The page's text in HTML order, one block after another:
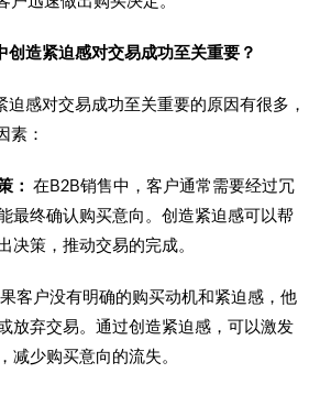
创造紧迫感对交易成功至关重要？
迫感对交易成功至关重要的原因有很多，
素：
： 在B2B销售中，客户通常需要经过冗
最终确认购买意向。创造紧迫感可以帮
决策，推动交易的完成。
客户没有明确的购买动机和紧迫感，他
放弃交易。通过创造紧迫感，可以激发
减少购买意向的流失。